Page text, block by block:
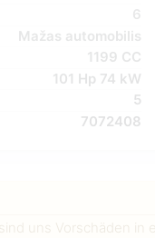
6
Mažas automobilis
1199 CC
101 Hp 74 kW
5
7072408
uns Vorschäden